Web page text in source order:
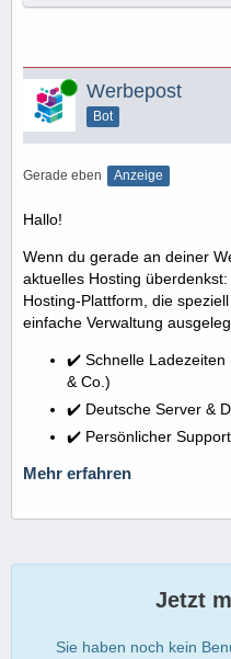
Online Werbepost
Bot
Gerade eben Anzeige
Hallo!
Wenn du gerade an deiner
aktuelles Hosting
Hosting-Plattform, die
einfache Verwaltung
✔️ Schnelle Ladezeiten
& Co.)
✔️ Deutsche Server &
✔️ Persönlicher
Mehr erfahren
Jetzt
Sie haben noch kein